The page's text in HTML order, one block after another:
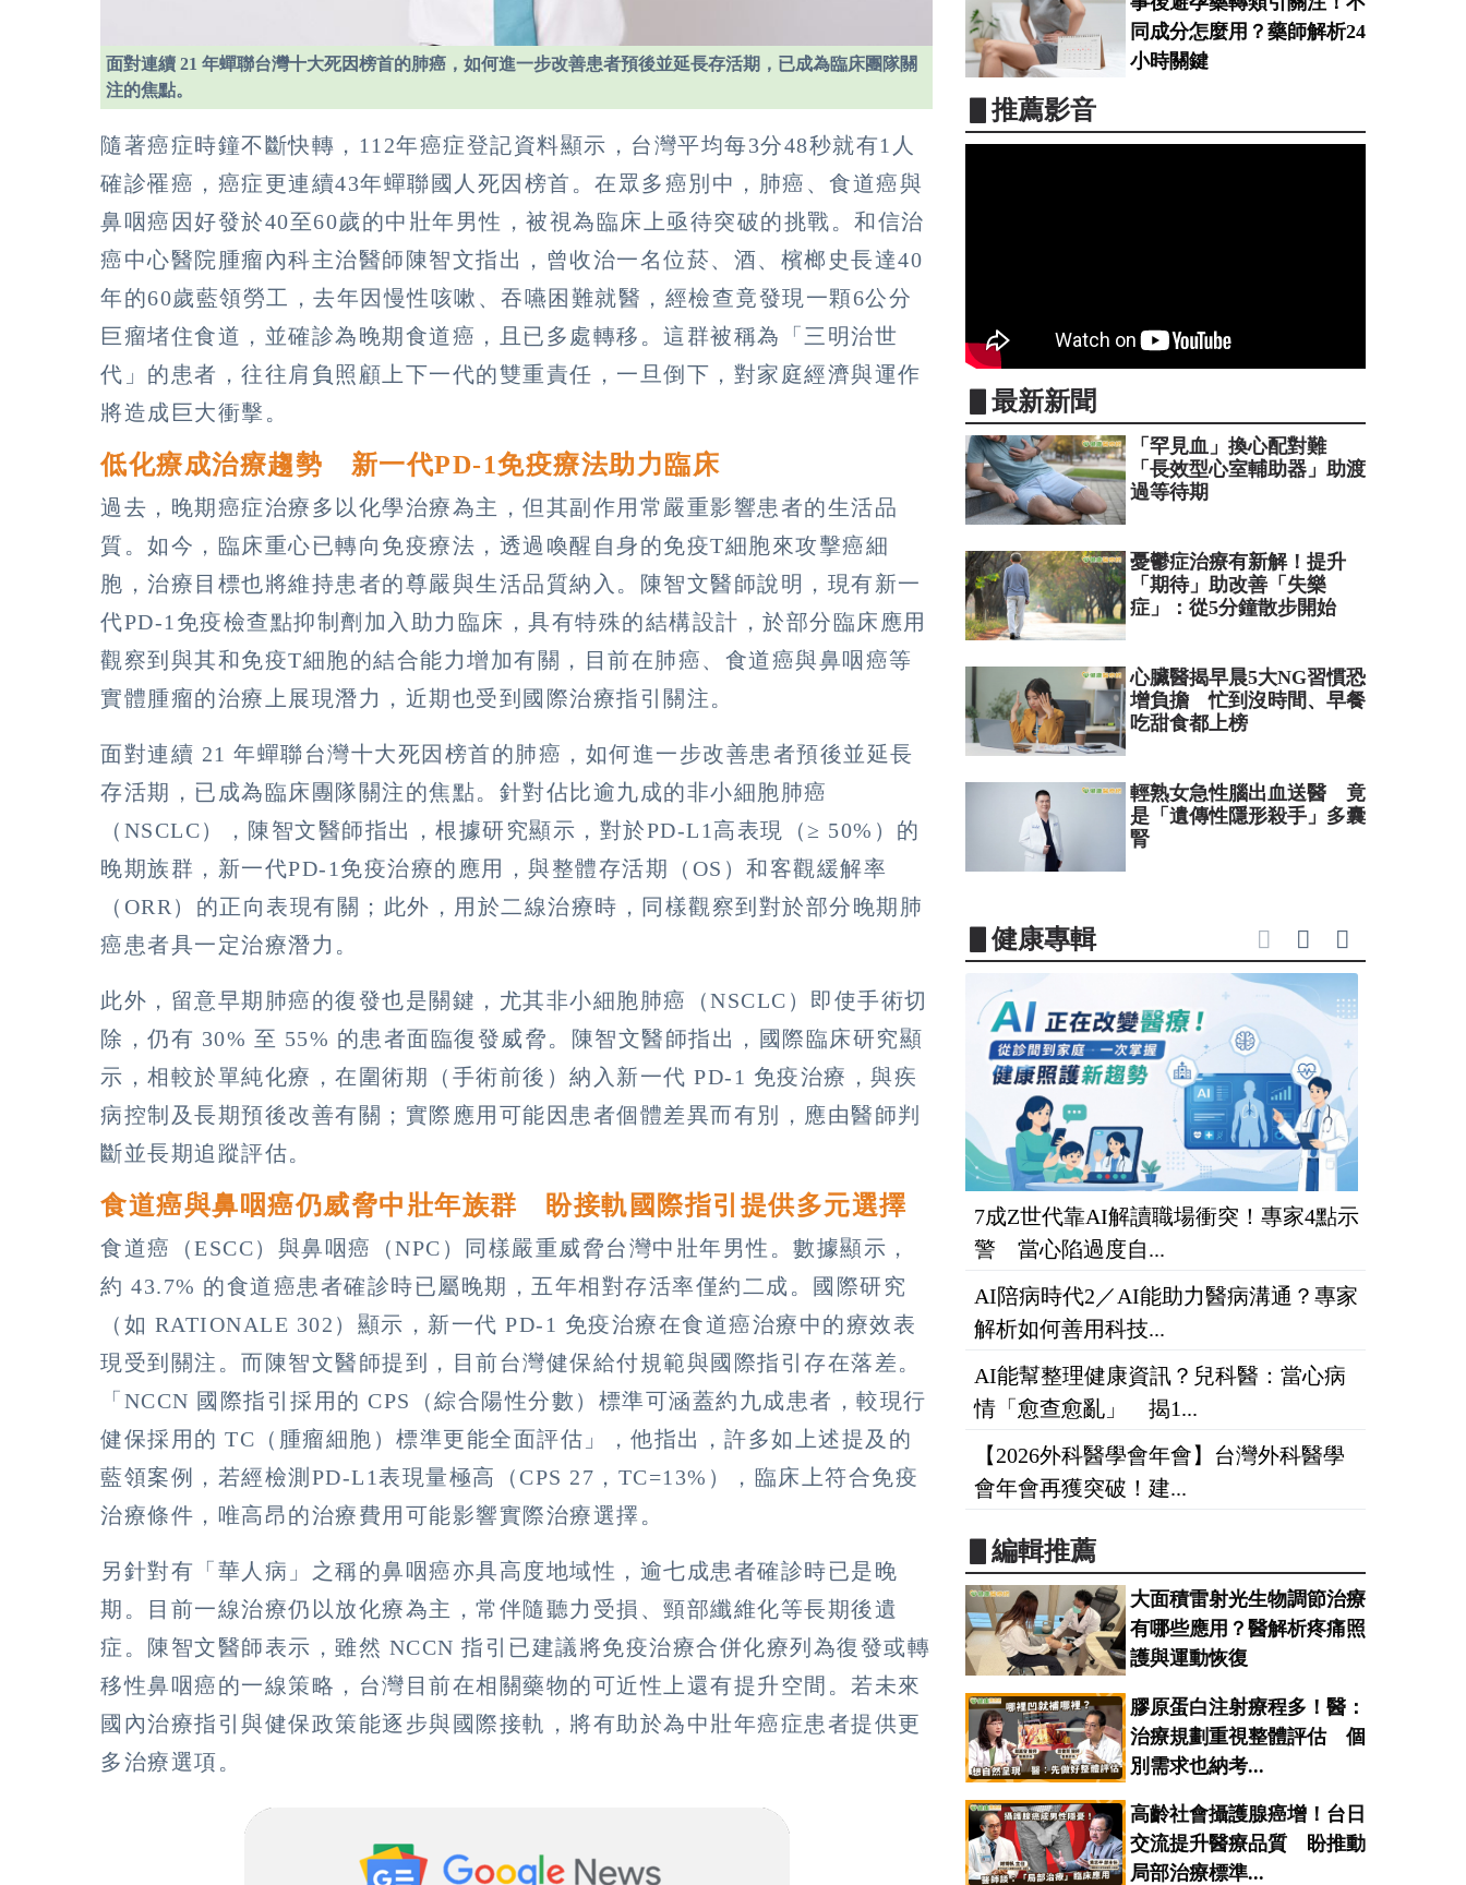
面對連續 21 年蟬聯台灣十大死因榜首的肺癌，如何進一步改善患者預後並延長存活期，已成為臨床團隊關
注的焦點。
隨著癌症時鐘不斷快轉，112年癌症登記資料顯示，台灣平均每3分48秒就有1人
確診罹癌，癌症更連續43年蟬聯國人死因榜首。在眾多癌別中，肺癌、食道癌與
鼻咽癌因好發於40至60歲的中壯年男性，被視為臨床上亟待突破的挑戰。和信治
癌中心醫院腫瘤內科主治醫師陳智文指出，曾收治一名位菸、酒、檳榔史長達40
年的60歲藍領勞工，去年因慢性咳嗽、吞嚥困難就醫，經檢查竟發現一顆6公分
巨瘤堵住食道，並確診為晚期食道癌，且已多處轉移。這群被稱為「三明治世
代」的患者，往往肩負照顧上下一代的雙重責任，一旦倒下，對家庭經濟與運作
將造成巨大衝擊。
低化療成治療趨勢 新一代PD-1免疫療法助力臨床
過去，晚期癌症治療多以化學治療為主，但其副作用常嚴重影響患者的生活品
質。如今，臨床重心已轉向免疫療法，透過喚醒自身的免疫T細胞來攻擊癌細
胞，治療目標也將維持患者的尊嚴與生活品質納入。陳智文醫師說明，現有新一
代PD-1免疫檢查點抑制劑加入助力臨床，具有特殊的結構設計，於部分臨床應用
觀察到與其和免疫T細胞的結合能力增加有關，目前在肺癌、食道癌與鼻咽癌等
實體腫瘤的治療上展現潛力，近期也受到國際治療指引關注。
面對連續 21 年蟬聯台灣十大死因榜首的肺癌，如何進一步改善患者預後並延長
存活期，已成為臨床團隊關注的焦點。針對佔比逾九成的非小細胞肺癌
（NSCLC），陳智文醫師指出，根據研究顯示，對於PD-L1高表現（≥ 50%）的
晚期族群，新一代PD-1免疫治療的應用，與整體存活期（OS）和客觀緩解率
（ORR）的正向表現有關；此外，用於二線治療時，同樣觀察到對於部分晚期肺
癌患者具一定治療潛力。
此外，留意早期肺癌的復發也是關鍵，尤其非小細胞肺癌（NSCLC）即使手術切
除，仍有 30% 至 55% 的患者面臨復發威脅。陳智文醫師指出，國際臨床研究顯
示，相較於單純化療，在圍術期（手術前後）納入新一代 PD-1 免疫治療，與疾
病控制及長期預後改善有關；實際應用可能因患者個體差異而有別，應由醫師判
斷並長期追蹤評估。
食道癌與鼻咽癌仍威脅中壯年族群 盼接軌國際指引提供多元選擇
食道癌（ESCC）與鼻咽癌（NPC）同樣嚴重威脅台灣中壯年男性。數據顯示，
約 43.7% 的食道癌患者確診時已屬晚期，五年相對存活率僅約二成。國際研究
（如 RATIONALE 302）顯示，新一代 PD-1 免疫治療在食道癌治療中的療效表
現受到關注。而陳智文醫師提到，目前台灣健保給付規範與國際指引存在落差。
「NCCN 國際指引採用的 CPS（綜合陽性分數）標準可涵蓋約九成患者，較現行
健保採用的 TC（腫瘤細胞）標準更能全面評估」，他指出，許多如上述提及的
藍領案例，若經檢測PD-L1表現量極高（CPS 27，TC=13%），臨床上符合免疫
治療條件，唯高昂的治療費用可能影響實際治療選擇。
另針對有「華人病」之稱的鼻咽癌亦具高度地域性，逾七成患者確診時已是晚
期。目前一線治療仍以放化療為主，常伴隨聽力受損、頸部纖維化等長期後遺
症。陳智文醫師表示，雖然 NCCN 指引已建議將免疫治療合併化療列為復發或轉
移性鼻咽癌的一線策略，台灣目前在相關藥物的可近性上還有提升空間。若未來
國內治療指引與健保政策能逐步與國際接軌，將有助於為中壯年癌症患者提供更
多治療選項。
同成分怎麼用？藥師解析24
小時關鍵
▋推薦影音
▋最新新聞
「罕見血」換心配對難
「長效型心室輔助器」助渡
過等待期
憂鬱症治療有新解！提升
「期待」助改善「失樂
症」：從5分鐘散步開始
心臟醫揭早晨5大NG習慣恐
增負擔 忙到沒時間、早餐
吃甜食都上榜
輕熟女急性腦出血送醫 竟
是「遺傳性隱形殺手」多囊
腎
▋健康專輯
7成Z世代靠AI解讀職場衝突！專家4點示
警 當心陷過度自...
AI陪病時代2／AI能助力醫病溝通？專家
解析如何善用科技...
AI能幫整理健康資訊？兒科醫：當心病
情「愈查愈亂」 揭1...
【2026外科醫學會年會】台灣外科醫學
會年會再獲突破！建...
▋編輯推薦
大面積雷射光生物調節治療
有哪些應用？醫解析疼痛照
護與運動恢復
膠原蛋白注射療程多！醫：
治療規劃重視整體評估 個
別需求也納考...
高齡社會攝護腺癌增！台日
交流提升醫療品質 盼推動
局部治療標準...